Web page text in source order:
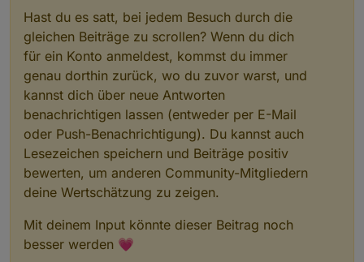
Hast du es satt, bei jedem Besuch durch die
gleichen Beiträge zu scrollen? Wenn du dich
für ein Konto anmeldest, kommst du immer
genau dorthin zurück, wo du zuvor warst, und
kannst dich über neue Antworten
benachrichtigen lassen (entweder per E-Mail
oder Push-Benachrichtigung). Du kannst auch
Lesezeichen speichern und Beiträge positiv
bewerten, um anderen Community-Mitgliedern
deine Wertschätzung zu zeigen.
Mit deinem Input könnte dieser Beitrag noch
besser werden 💗